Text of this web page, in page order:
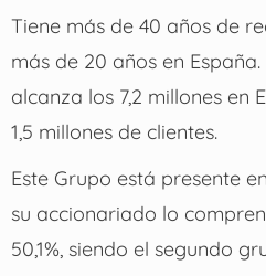
Tiene más de 40 años de
más de 20 años en España.
alcanza los 7,2 millones en
1,5 millones de clientes.
Este Grupo está presente
su accionariado lo
50,1%, siendo el segundo